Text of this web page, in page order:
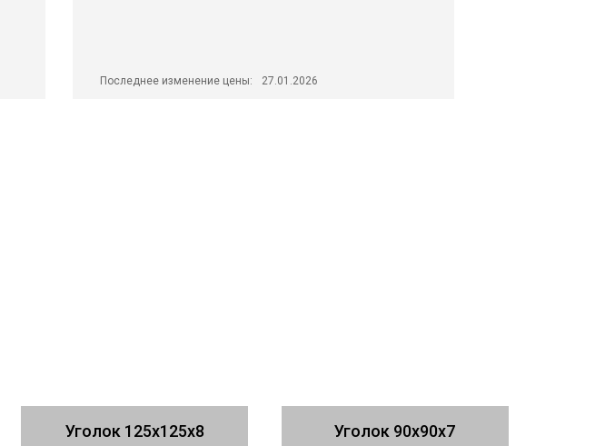
Последнее изменение цены: 27.01.2026
Уголок 125х125х8 Уголок 90х90х7